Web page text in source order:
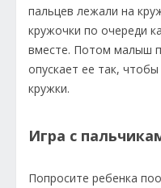
пальцев лежали на
кружочки по очереди
вместе. Потом малыш
опускает ее так,
кружки.
Игра с
Попросите ребенка